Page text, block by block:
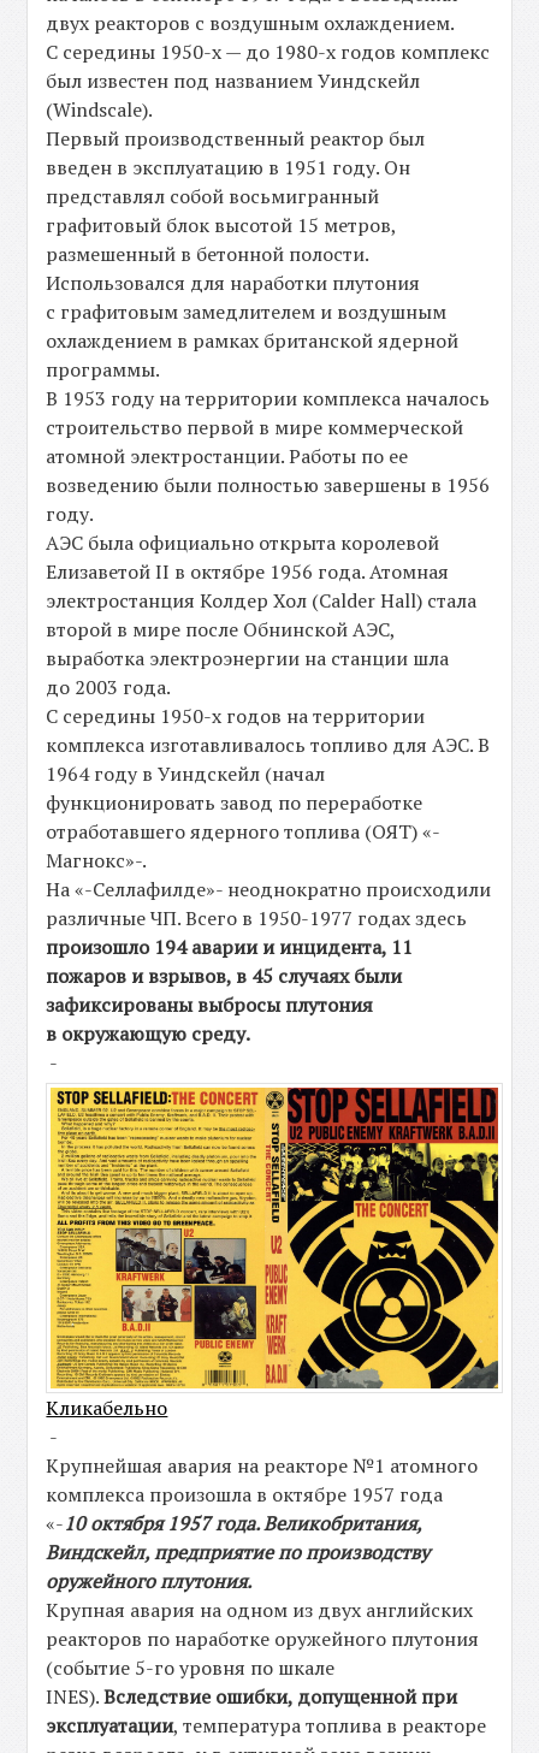
двух реакторов с воздушным охлаждением.
С середины 1950-х — до 1980-х годов комплекс
был известен под названием Уиндскейл
(Windscale).
Первый производственный реактор был
введен в эксплуатацию в 1951 году. Он
представлял собой восьмигранный
графитовый блок высотой 15 метров,
размешенный в бетонной полости.
Использовался для наработки плутония
с графитовым замедлителем и воздушным
охлаждением в рамках британской ядерной
программы.
В 1953 году на территории комплекса началось
строительство первой в мире коммерческой
атомной электростанции. Работы по ее
возведению были полностью завершены в 1956
году.
АЭС была официально открыта королевой
Елизаветой ІІ в октябре 1956 года. Атомная
электростанция Колдер Хол (Calder Hall) стала
второй в мире после Обнинской АЭС,
выработка электроэнергии на станции шла
до 2003 года.
С середины 1950-х годов на территории
комплекса изготавливалось топливо для АЭС. В
1964 году в Уиндскейл (начал
функционировать завод по переработке
отработавшего ядерного топлива (ОЯТ) «-
Магнокс»-.
На «-Селлафилде»- неоднократно происходили
различные ЧП. Всего в 1950-1977 годах здесь
произошло 194 аварии и инцидента, 11
пожаров и взрывов, в 45 случаях были
зафиксированы выбросы плутония
в окружающую среду.
-
Кликабельно
-
Крупнейшая авария на реакторе №1 атомного
комплекса произошла в октябре 1957 года
«-10 октября 1957 года. Великобритания,
Виндскейл, предприятие по производству
оружейного плутония.
Крупная авария на одном из двух английских
реакторов по наработке оружейного плутония
(событие 5-го уровня по шкале
INES).Вследствие ошибки, допущенной при
эксплуатации, температура топлива в реакторе